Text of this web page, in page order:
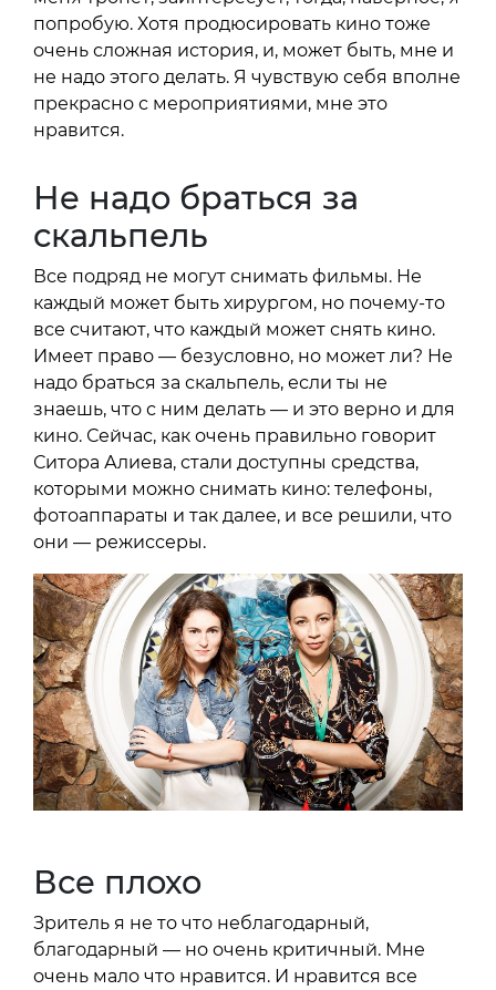
попробую. Хотя продюсировать кино тоже
очень сложная история, и, может быть, мне и
не надо этого делать. Я чувствую себя вполне
прекрасно с мероприятиями, мне это
нравится.
Не надо браться за
скальпель
Все подряд не могут снимать фильмы. Не
каждый может быть хирургом, но почему-то
все считают, что каждый может снять кино.
Имеет право — безусловно, но может ли? Не
надо браться за скальпель, если ты не
знаешь, что с ним делать — и это верно и для
кино. Сейчас, как очень правильно говорит
Ситора Алиева, стали доступны средства,
которыми можно снимать кино: телефоны,
фотоаппараты и так далее, и все решили, что
они — режиссеры.
Все плохо
Зритель я не то что неблагодарный,
благодарный — но очень критичный. Мне
очень мало что нравится. И нравится все